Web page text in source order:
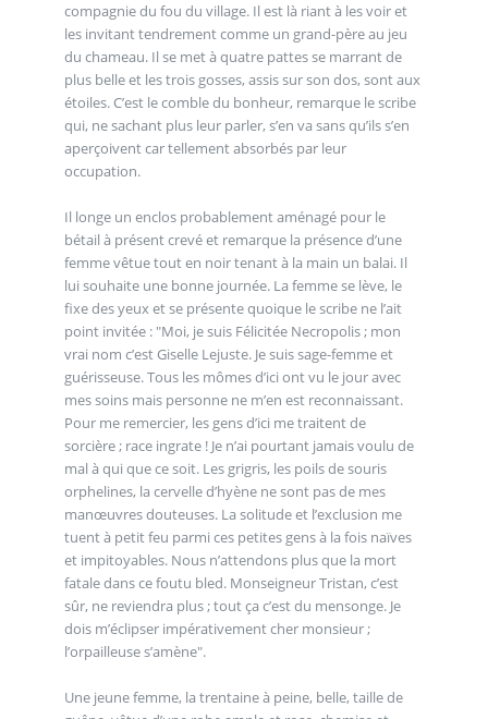
compagnie du fou du village. Il est là riant à les voir et
les invitant tendrement comme un grand-père au jeu
du chameau. Il se met à quatre pattes se marrant de
plus belle et les trois gosses, assis sur son dos, sont aux
étoiles. C’est le comble du bonheur, remarque le scribe
qui, ne sachant plus leur parler, s’en va sans qu’ils s’en
aperçoivent car tellement absorbés par leur
occupation.
Il longe un enclos probablement aménagé pour le
bétail à présent crevé et remarque la présence d’une
femme vêtue tout en noir tenant à la main un balai. Il
lui souhaite une bonne journée. La femme se lève, le
fixe des yeux et se présente quoique le scribe ne l’ait
point invitée : "Moi, je suis Félicitée Necropolis ; mon
vrai nom c’est Giselle Lejuste. Je suis sage-femme et
guérisseuse. Tous les mômes d’ici ont vu le jour avec
mes soins mais personne ne m’en est reconnaissant.
Pour me remercier, les gens d’ici me traitent de
sorcière ; race ingrate ! Je n’ai pourtant jamais voulu de
mal à qui que ce soit. Les grigris, les poils de souris
orphelines, la cervelle d’hyène ne sont pas de mes
manœuvres douteuses. La solitude et l’exclusion me
tuent à petit feu parmi ces petites gens à la fois naïves
et impitoyables. Nous n’attendons plus que la mort
fatale dans ce foutu bled. Monseigneur Tristan, c’est
sûr, ne reviendra plus ; tout ça c’est du mensonge. Je
dois m’éclipser impérativement cher monsieur ;
l’orpailleuse s’amène".
Une jeune femme, la trentaine à peine, belle, taille de